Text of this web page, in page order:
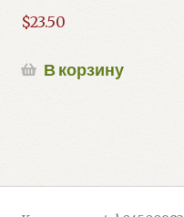
$23.50
В корзину